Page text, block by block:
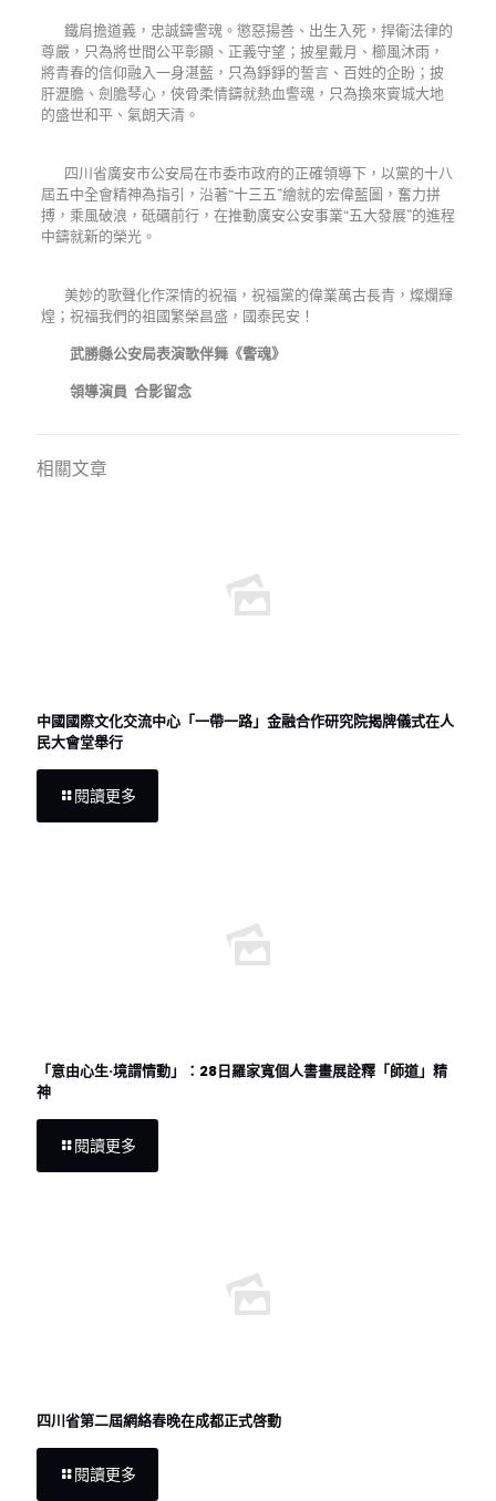
鐵肩擔道義，忠誠鑄警魂。懲惡揚善、出生入死，捍衛法律的
尊嚴，只為將世間公平彰顯、正義守望；披星戴月、櫛風沐雨，
將青春的信仰融入一身湛藍，只為錚錚的誓言、百姓的企盼；披
肝瀝膽、劍膽琴心，俠骨柔情鑄就熱血警魂，只為換來賨城大地
的盛世和平、氣朗天清。
四川省廣安市公安局在市委市政府的正確領導下，以黨的十八
屆五中全會精神為指引，沿著“十三五”繪就的宏偉藍圖，奮力拼
搏，乘風破浪，砥礪前行，在推動廣安公安事業“五大發展”的進程
中鑄就新的榮光。
美妙的歌聲化作深情的祝福，祝福黨的偉業萬古長青，燦爛輝
煌；祝福我們的祖國繁榮昌盛，國泰民安！
武勝縣公安局表演歌伴舞《警魂》
領導演員 合影留念
相關文章
中國國際文化交流中心「一帶一路」金融合作研究院揭牌儀式在人
民大會堂舉行
閱讀更多
「意由心生·境謂情動」：28日羅家寬個人書畫展詮釋「師道」精
神
閱讀更多
四川省第二屆網絡春晚在成都正式啓動
閱讀更多